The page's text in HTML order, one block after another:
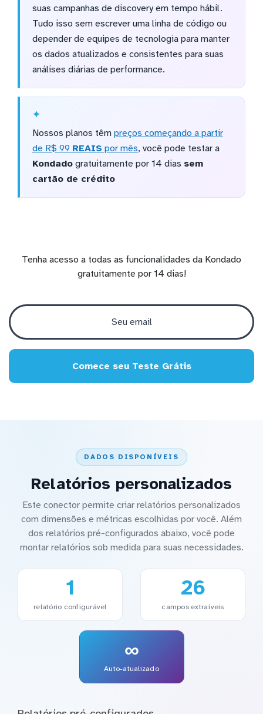
suas campanhas de discovery em tempo hábil.
Tudo isso sem escrever uma linha de código ou
depender de equipes de tecnologia para manter
os dados atualizados e consistentes para suas
análises diárias de performance.
Nossos planos têm preços começando a partir
de R$ 99 REAIS por mês, você pode testar a
Kondadogratuitamente por 14 dias sem
cartão de crédito
Tenha acesso a todas as funcionalidades da Kondado
gratuitamente por 14 dias!
Comece seu Teste Grátis
DADOS DISPONÍVEIS
Relatórios personalizados
Este conector permite criar relatórios personalizados
com dimensões e métricas escolhidas por você. Além
dos relatórios pré-configurados abaixo, você pode
montar relatórios sob medida para suas necessidades.
1
relatório configurável
26
campos extraíveis
∞
Auto-atualizado